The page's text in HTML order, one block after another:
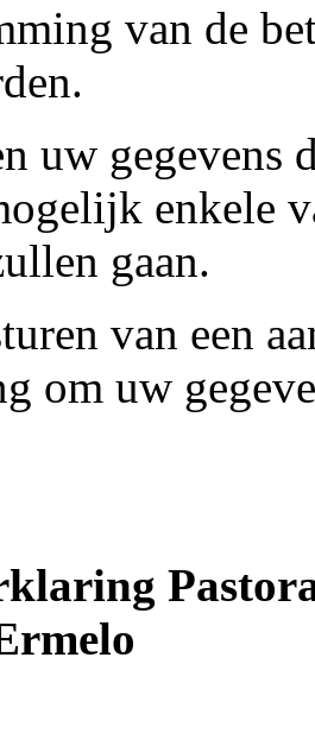
van de
uw gegevens
enkele
gaan.
van een
om uw